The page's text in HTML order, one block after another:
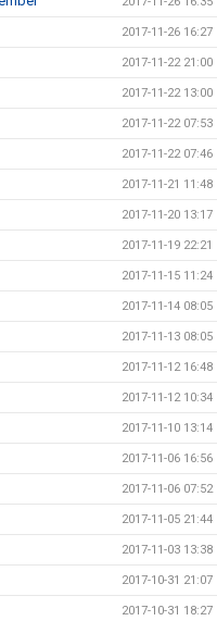
2017-11-26 16:27
2017-11-22 21:00
2017-11-22 13:00
2017-11-22 07:53
2017-11-22 07:46
2017-11-21 11:48
2017-11-20 13:17
2017-11-19 22:21
2017-11-15 11:24
2017-11-14 08:05
2017-11-13 08:05
2017-11-12 16:48
2017-11-12 10:34
2017-11-10 13:14
2017-11-06 16:56
2017-11-06 07:52
2017-11-05 21:44
2017-11-03 13:38
2017-10-31 21:07
2017-10-31 18:27